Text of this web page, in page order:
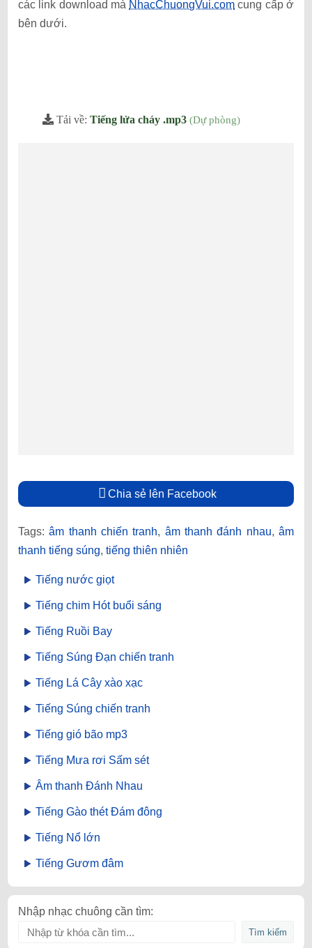
các link download mà NhacChuongVui.com cung cấp ở
bên dưới.
Tải về: Tiếng lửa cháy .mp3 (Dự phòng)
Chia sẻ lên Facebook
Tags:âm thanh chiến tranh, âm thanh đánh nhau,âm
thanh tiếng súng, tiếng thiên nhiên
Tiếng nước giọt
Tiếng chim Hót buổi sáng
Tiếng Ruồi Bay
Tiếng Súng Đạn chiến tranh
Tiếng Lá Cây xào xạc
Tiếng Súng chiến tranh
Tiếng gió bão mp3
Tiếng Mưa rơi Sấm sét
Âm thanh Đánh Nhau
Tiếng Gào thét Đám đông
Tiếng Nổ lớn
Tiếng Gươm đâm
Nhập nhạc chuông cần tìm: